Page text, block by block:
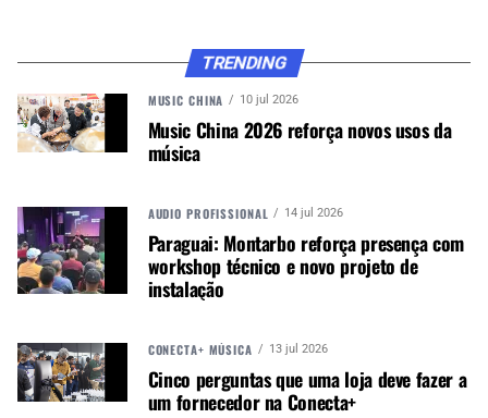
CONTINUE ACOMPANHANDO
Receba novas matérias do Música & Mercado no
WhatsApp e no Google News.
Google News
Estudo recente da PricewaterhouseCoopers
mostra que 96% dos brasileiros – que têm acesso
a internet – usaram marketplaces nos últimos três
TRENDING
MUSIC CHINA 10 jul 2026
Music China 2026 reforça novos usos da
música
AUDIO PROFISSIONAL 14 jul 2026
Paraguai: Montarbo reforça presença com
workshop técnico e novo projeto de
instalação
CONECTA+ MÚSICA 13 jul 2026
Cinco perguntas que uma loja deve fazer a
um fornecedor na Conecta+